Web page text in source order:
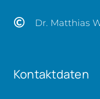
Dr. Matthias
Kontaktdaten